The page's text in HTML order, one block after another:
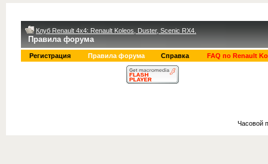
Клуб Renault 4x4: Renault Koleos, Duster, Scenic RX4.
Правила форума
Регистрация Правила форума Справка FAQ по Renault
Часовой